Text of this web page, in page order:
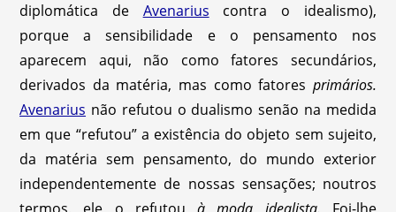
diplomática de Avenarius contra o idealismo),
porque a sensibilidade e o pensamento nos
aparecem aqui, não como fatores secundários,
derivados da matéria, mas como fatores primários.
Avenarius não refutou o dualismo senão na medida
em que “refutou” a existência do objeto sem sujeito,
da matéria sem pensamento, do mundo exterior
independentemente de nossas sensações; noutros